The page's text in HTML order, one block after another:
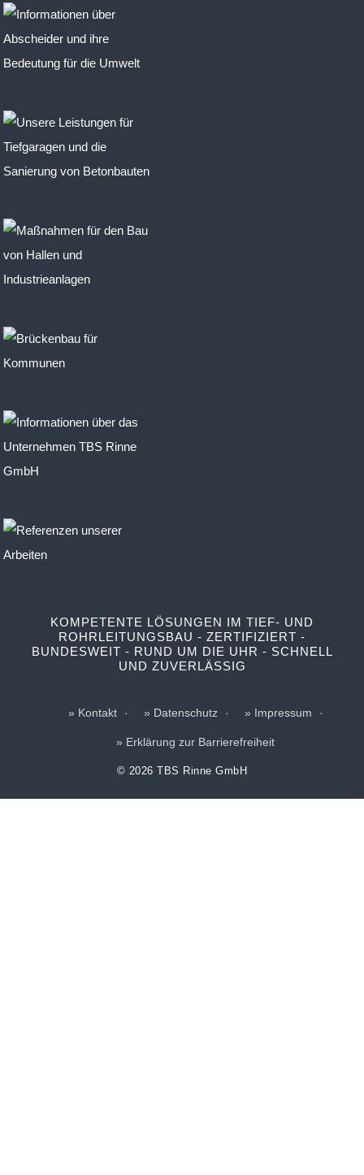
KOMPETENTE LÖSUNGEN IM TIEF- UND
ROHRLEITUNGSBAU - ZERTIFIZIERT -
BUNDESWEIT - RUND UM DIE UHR - SCHNELL
UND ZUVERLÄSSIG
Kontakt Datenschutz Impressum
Erklärung zur Barrierefreiheit
© 2026 TBS Rinne GmbH